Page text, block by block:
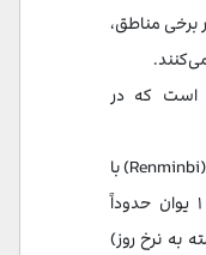
برخی مناطق،
است که در
واحد پول چین یوان (Renminbi) با
نماد ¥ است. در حال حاضر، هر ۱ یوان حدوداً
(بسته به نرخ روز)